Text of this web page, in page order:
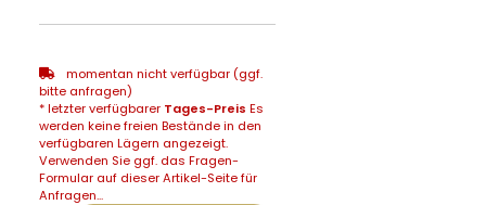
momentan nicht verfügbar (ggf.
bitte anfragen)
* letzter verfügbarer Tages-Preis Es
werden keine freien Bestände in den
verfügbaren Lägern angezeigt.
Verwenden Sie ggf. das Fragen-
Formular auf dieser Artikel-Seite für
Anfragen...